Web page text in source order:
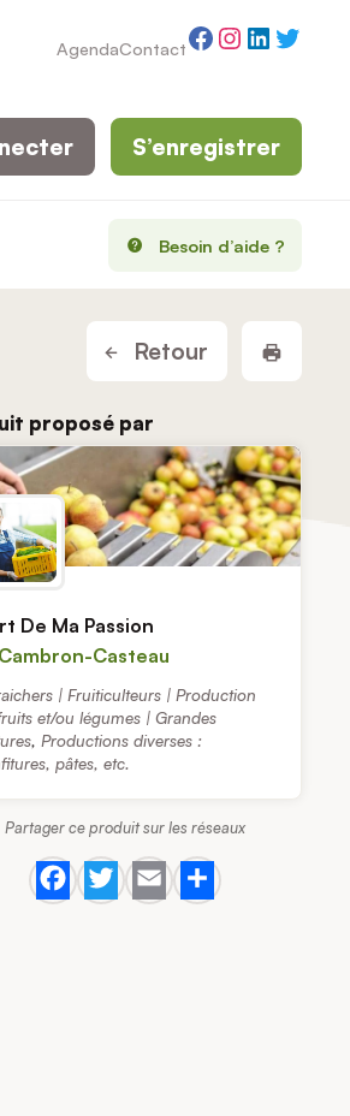
AgendaContactFacebook
Instagram
Besoin d’aide ?
S’enregistrer
Retour
proposé par
De Ma Passion
Cambron-Casteau
| Fruiticulteurs | Production
et/ou légumes | Grandes
, Productions diverses :
pâtes, etc.
Partager ce produit sur les réseaux
Facebook
Twitter
EmailShare